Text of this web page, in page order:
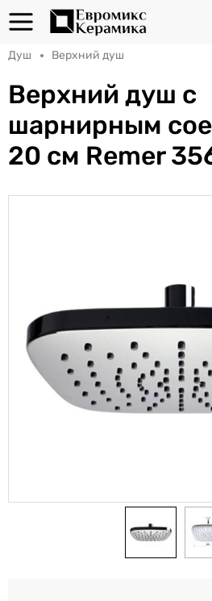
Душ Верхний душ
Верхний душ с
шарнирным
20 см Remer